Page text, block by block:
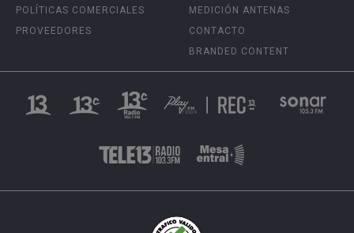
POLÍTICAS COMERCIALES
PROVEEDORES
MEDICIÓN ANTENAS
CONTACTO
BRANDED CONTENT